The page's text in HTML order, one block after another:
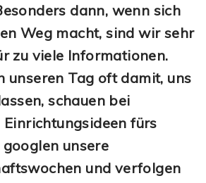
dann, wenn sich
Weg macht, sind wir sehr
zu viele Informationen.
unseren Tag oft damit, uns
schauen bei
fürs
unsere
und verfolgen